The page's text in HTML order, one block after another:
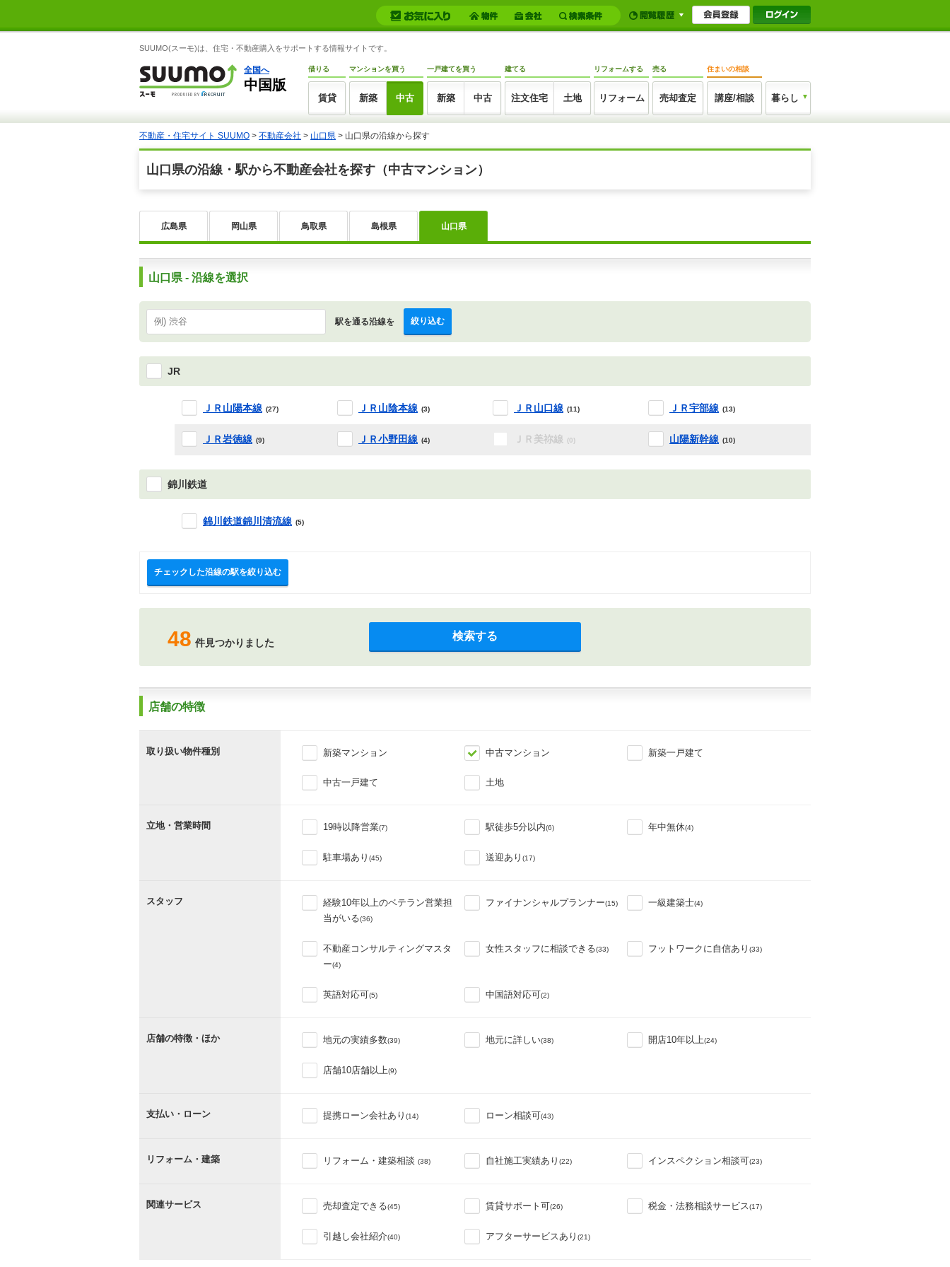
SUUMO(スーモ)は、住宅・不動産購入をサポートする情報サイトです。
全国へ
中国版
借りる
賃貸
マンションを買う
新築 中古
一戸建てを買う
新築 中古
建てる
注文住宅 土地
リフォームする
リフォーム
売る
売却査定
住まいの相談
講座/相談 暮らし
不動産・住宅サイト SUUMO > 不動産会社 > 山口県 > 山口県の沿線から探す
山口県の沿線・駅から不動産会社を探す（中古マンション）
広島県 岡山県 鳥取県 島根県 山口県
山口県 - 沿線を選択
駅を通る沿線を 絞り込む
JR
ＪＲ山陽本線 (27) ＪＲ山陰本線 (3) ＪＲ山口線 (11) ＪＲ宇部線 (13)
ＪＲ岩徳線 (9) ＪＲ小野田線 (4) ＪＲ美祢線 (0) 山陽新幹線 (10)
錦川鉄道
錦川鉄道錦川清流線 (5)
チェックした沿線の駅を絞り込む
48 件見つかりました
検索する
店舗の特徴
取り扱い物件種別 新築マンション 中古マンション 新築一戸建て
中古一戸建て 土地
立地・営業時間 19時以降営業(7) 駅徒歩5分以内(6) 年中無休(4)
駐車場あり (45) 送迎あり (17)
スタッフ
経験10年以上のベテラン営業担
当がいる(36)
ファイナンシャルプランナー(15) 一級建築士(4)
不動産コンサルティングマスタ
ー(4)
女性スタッフに相談できる(33) フットワークに自信あり (33)
英語対応可(5) 中国語対応可(2)
店舗の特徴・ほか 地元の実績多数(39) 地元に詳しい(38) 開店10年以上(24)
店舗10店舗以上(9)
支払い・ローン 提携ローン会社あり (14) ローン相談可(43)
リフォーム・建築 リフォーム・建築相談 (38) 自社施工実績あり (22) インスペクション相談可(23)
関連サービス 売却査定できる(45) 賃貸サポート可(26) 税金・法務相談サービス(17)
引越し会社紹介(40) アフターサービスあり (21)